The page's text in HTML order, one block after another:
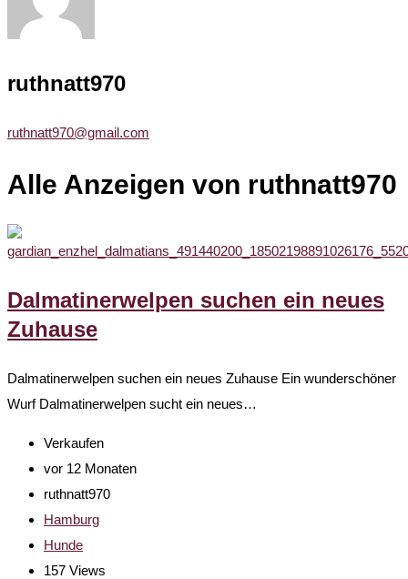
ruthnatt970
ruthnatt970@gmail.com
Alle Anzeigen von ruthnatt970
Dalmatinerwelpen suchen ein neues
Zuhause
Dalmatinerwelpen suchen ein neues Zuhause Ein wunderschöner
Wurf Dalmatinerwelpen sucht ein neues…
Verkaufen
vor 12 Monaten
ruthnatt970
Hamburg
Hunde
157 Views